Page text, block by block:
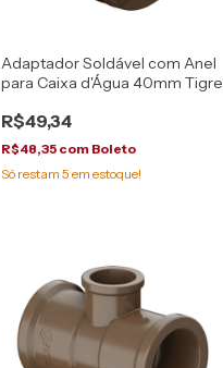
Adaptador Soldável com Anel
para Caixa d'Água 40mm Tigre
R$49,34
R$48,35 com Boleto
Só restam 5 em estoque!